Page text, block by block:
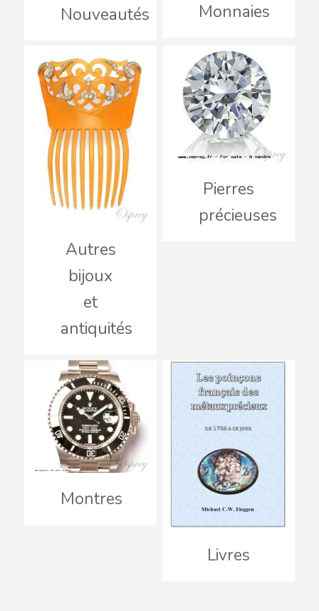
Nouveautés Monnaies
Autres
bijoux
et
antiquités
Pierres
précieuses
Montres
Livres